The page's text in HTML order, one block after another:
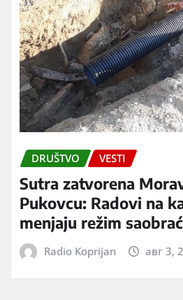
DRUŠTVO VESTI
Sutra zatvorena
Pukovcu: Radovi na
menjaju režim
Radio Koprijan авг 3,